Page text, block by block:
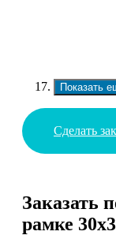
Показать
Сделать
Заказать
рамке